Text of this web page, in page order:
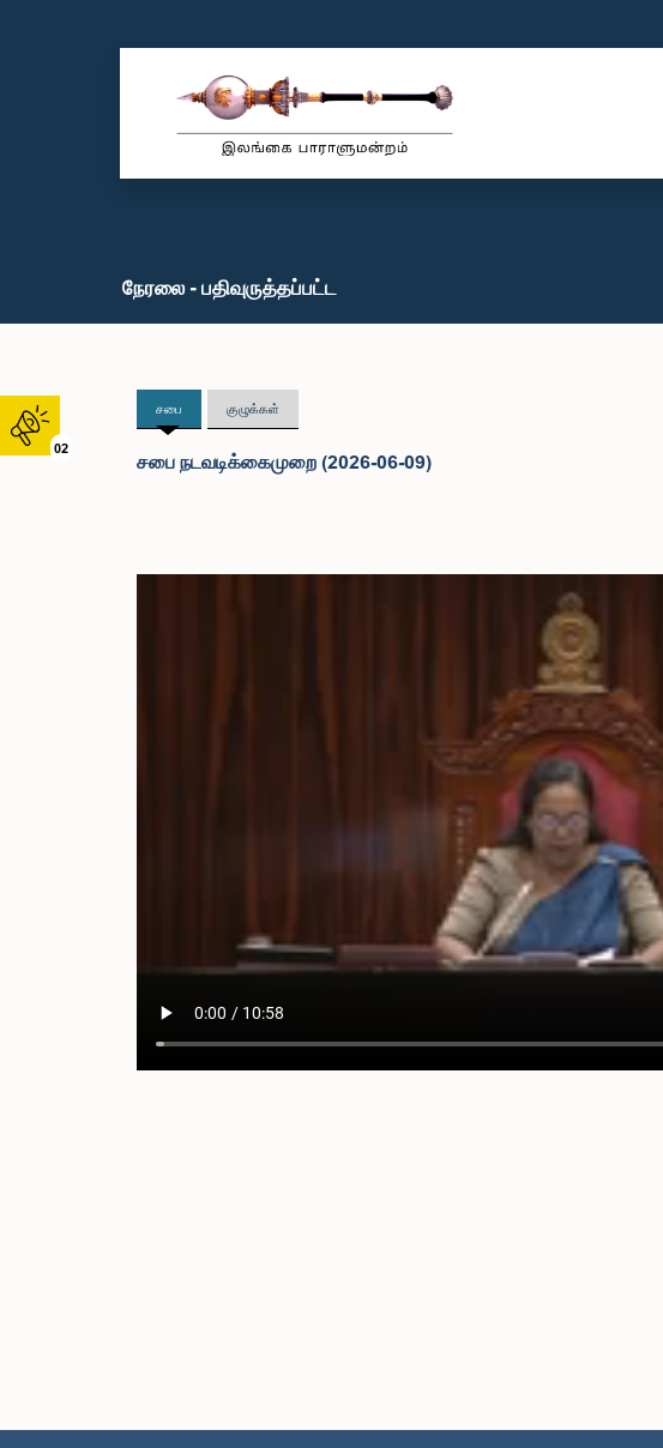
02
நேரலை - பதிவுருத்தப்பட்ட
சபை குழுக்கள்
சபை நடவடிக்கைமுறை (2026-06-09)